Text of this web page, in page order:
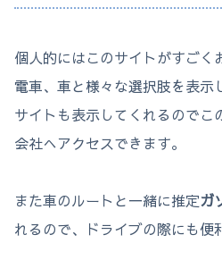
個人的にはこのサイトがすごく
電車、車と様々な選択肢を表示
サイトも表示してくれるのでこ
会社へアクセスできます。
また車のルートと一緒に推定ガ
れるので、ドライブの際にも便